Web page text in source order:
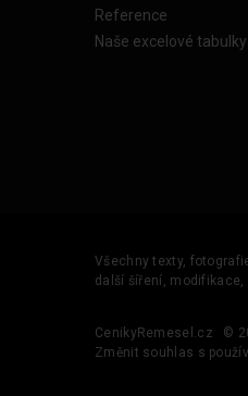
Reference
Naše excelové
Všechny texty,
další šíření, modifikace,
CenikyRemesel.cz ©
Změnit souhlas s